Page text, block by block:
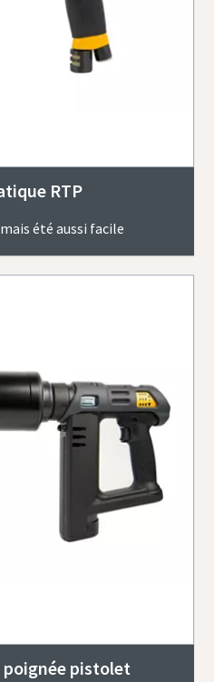
RTP
été aussi facile
poignée pistolet